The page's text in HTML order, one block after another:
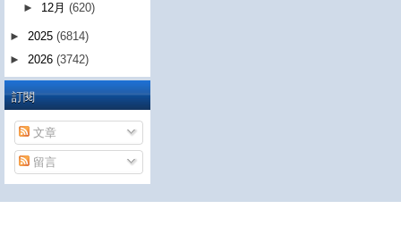
► 12月(620)
► 2025 (6814)
► 2026 (3742)
訂閱
文章
留言